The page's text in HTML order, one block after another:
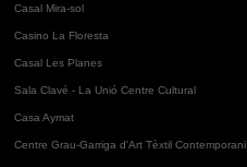
Casal Mira-sol
Casino La Floresta
Casal Les Planes
Sala Clavé - La Unió Centre Cultural
Casa Aymat
Centre Grau-Garriga d'Art Tèxtil Contemporani